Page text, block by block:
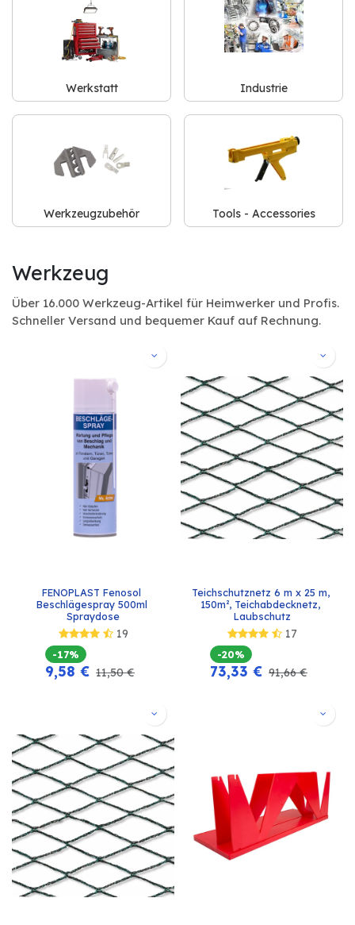
Werkstatt Industrie
Werkzeugzubehör Tools - Accessories
Werkzeug
Über 16.000 Werkzeug-Artikel für Heimwerker und Profis.
Schneller Versand und bequemer Kauf auf Rechnung.
FENOPLAST Fenosol
Beschlägespray 500ml
Spraydose
19
-17%
9,58 € 11,50€
Teichschutznetz 6 m x 25 m,
150m², Teichabdecknetz,
Laubschutz
17
-20%
73,33 € 91,66€